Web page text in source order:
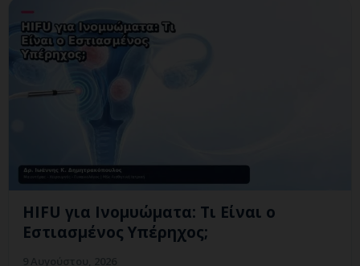
HIFU για Ινομυώματα: Τι Είναι ο
Εστιασμένος Υπέρηχος;